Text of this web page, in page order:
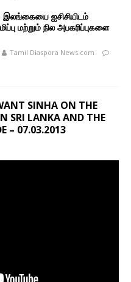
ஐசிசியிடம்
மற்றும் நில அபகரிப்புகளை
Tamil Diaspora News.com
SINHA ON THE
SRI LANKA AND THE
– 07.03.2013